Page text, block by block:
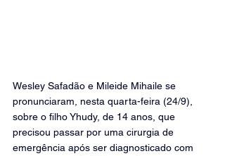
Wesley Safadão e Mileide Mihaile se
pronunciaram, nesta quarta-feira (24/9),
sobre o filho Yhudy, de 14 anos, que
precisou passar por uma cirurgia de
emergência após ser diagnosticado com